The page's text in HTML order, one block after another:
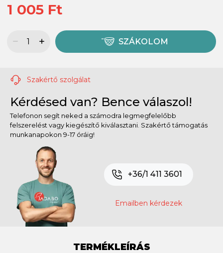
1 005 Ft
SZÁKOLOM
Szakértő szolgálat
Kérdésed van? Bence válaszol!
Telefonon segít neked a számodra legmegfelelőbb
felszerelést vagy kiegészítő kiválasztani. Szakértő támogatás
munkanapokon 9-17 óráig!
+36/1 411 3601
Emailben kérdezek
TERMÉKLEÍRÁS